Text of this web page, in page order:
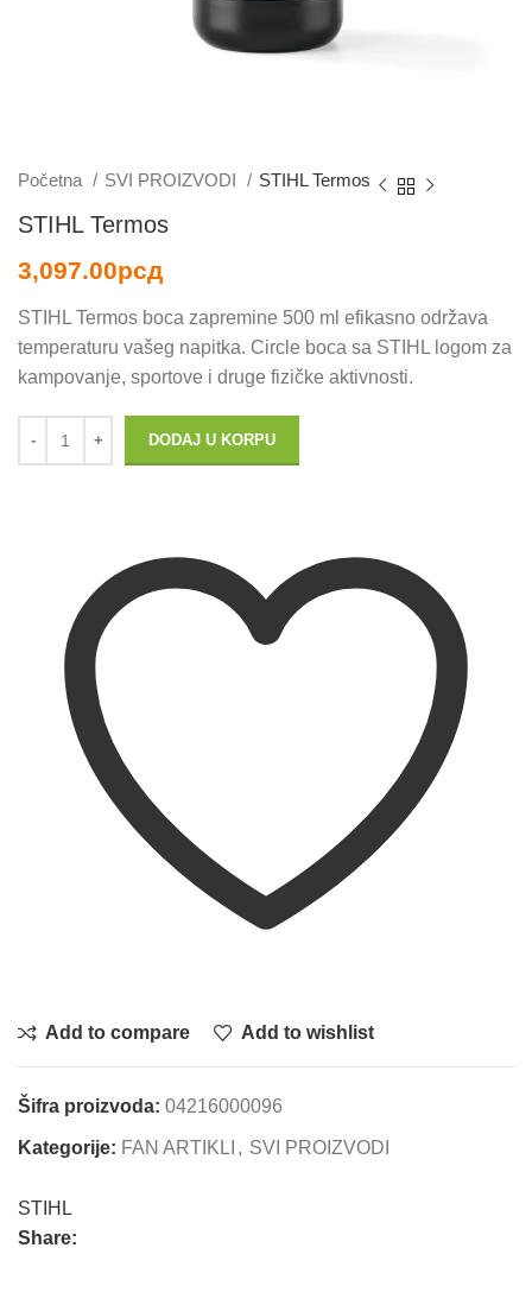
Početna SVI PROIZVODI STIHL Termos
STIHL Termos
3,097.00рсд
STIHL Termos boca zapremine 500 ml efikasno održava
temperaturu vašeg napitka. Circle boca sa STIHL logom za
kampovanje, sportove i druge fizičke aktivnosti.
DODAJ U KORPU
Add to compare Add to wishlist
Šifra proizvoda: 04216000096
Kategorije: FAN ARTIKLI , SVI PROIZVODI
STIHL
Share: